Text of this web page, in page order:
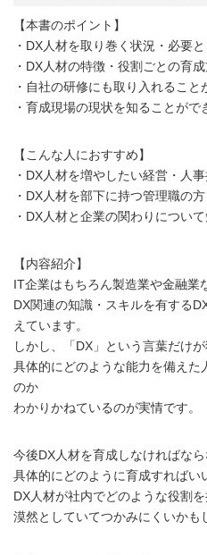
【本書のポイント】
・DX人材を取り巻く状況・必要
・DX人材の特徴・役割ごとの育
・自社の研修にも取り入れるこ
・育成現場の現状を知ることがで
【こんな人におすすめ】
・DX人材を増やしたい経営・人
・DX人材を部下に持つ管理職の方
・DX人材と企業の関わりについ
【内容紹介】
IT企業はもちろん製造業や金融業
DX関連の知識・スキルを有する
えています。
しかし、「DX」という言葉だけ
具体的にどのような能力を備え
のか
わかりかねているのが実情です。
今後DX人材を育成しなければな
具体的にどのように育成すればい
DX人材が社内でどのような役割を
漠然としていてつかみにくいかも